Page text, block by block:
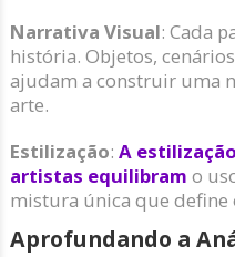
Narrativa Visual: Cada
história. Objetos,
ajudam a construir uma
arte.
Estilização: A
artistas equilibram o
mistura única que define
Aprofundando a